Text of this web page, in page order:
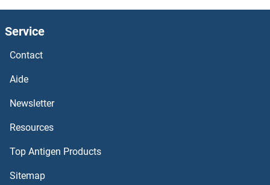
Cadherin 8 Protéines
Cadherin 7 Protéines
Cadherin 24 Protéines
Cadherin 20 Protéines
Service
Contact
Aide
Newsletter
Resources
Top Antigen Products
Sitemap